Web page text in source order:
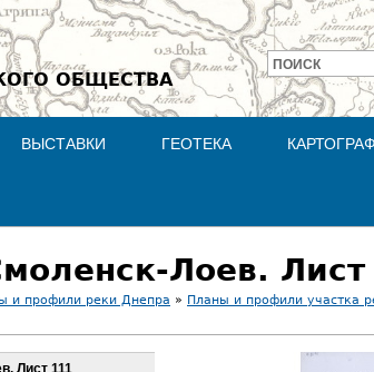
Jump to navigation
ОБЩЕСТВА
Форма
поиска
ПОИСК
ВЫСТАВКИ ГЕОТЕКА
Лоев. Лист
и профили реки Днепра » Планы и профили участка
Лист 111